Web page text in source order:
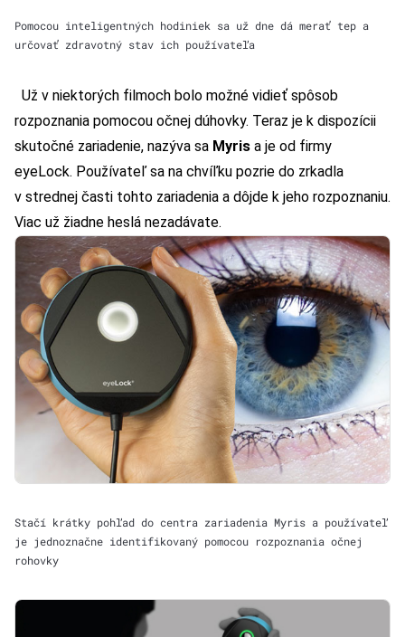
Pomocou inteligentných hodiniek sa už dne dá merať tep a
určovať zdravotný stav ich používateľa
Už v niektorých filmoch bolo možné vidieť spôsob
rozpoznania pomocou očnej dúhovky. Teraz je k dispozícii
skutočné zariadenie, nazýva sa Myris a je od firmy
eyeLock. Používateľ sa na chvíľku pozrie do zrkadla
v strednej časti tohto zariadenia a dôjde k jeho rozpoznaniu.
Viac už žiadne heslá nezadávate.
Stačí krátky pohľad do centra zariadenia Myris a používateľ
je jednoznačne identifikovaný pomocou rozpoznania očnej
rohovky